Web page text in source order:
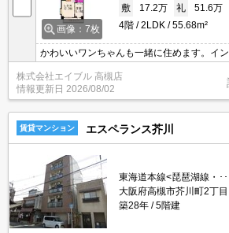
画像：7枚
敷
17.2万 礼
51.6万
4階
2LDK 55.68m²
かわいいワンちゃんも一緒に住めます。イ
設備に注目。
株式会社エイブル 高槻店
情報更新日 2026/08/02
賃貸マンション エスペランス芥川
東海道本線<琵琶湖線・･
大阪府高槻市芥川町2丁目
築28年
5階建